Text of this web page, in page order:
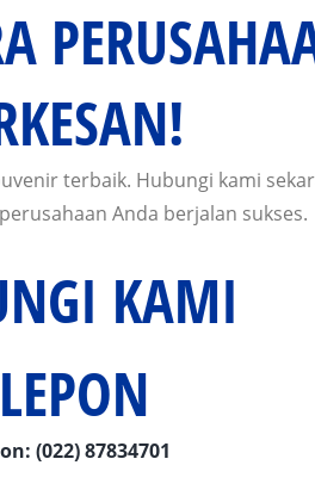
terbaik. Hubungi kami
Anda berjalan sukses.
KAMI
(022) 87834701